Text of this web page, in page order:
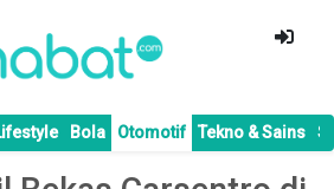
Bola Otomotif Tekno & Sains